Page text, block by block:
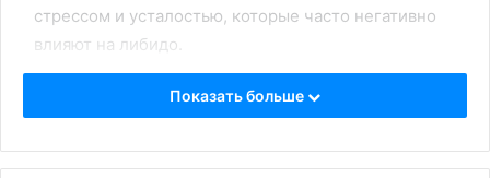
стрессом и усталостью, которые часто негативно
влияют на либидо.
Регулярное употребление яблок может
настроения, что в совокупности положительно
Показать больше